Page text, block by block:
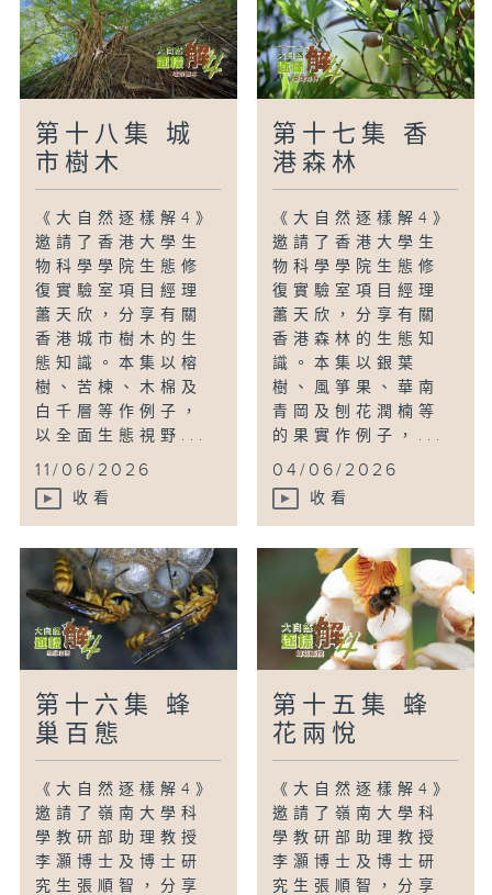
第十八集 城
市樹木
《大自然逐樣解4》
邀請了香港大學生
物科學學院生態修
復實驗室項目經理
蕭天欣，分享有關
香港城市樹木的生
態知識。本集以榕
樹、苦楝、木棉及
白千層等作例子，
以全面生態視野...
11/06/2026
收看
第十七集 香
港森林
《大自然逐樣解4》
邀請了香港大學生
物科學學院生態修
復實驗室項目經理
蕭天欣，分享有關
香港森林的生態知
識。本集以銀葉
樹、風箏果、華南
青岡及刨花潤楠等
的果實作例子，...
04/06/2026
收看
第十六集 蜂
巢百態
《大自然逐樣解4》
邀請了嶺南大學科
學教研部助理教授
李灝博士及博士研
究生張順智，分享
第十五集 蜂
花兩悅
《大自然逐樣解4》
邀請了嶺南大學科
學教研部助理教授
李灝博士及博士研
究生張順智，分享